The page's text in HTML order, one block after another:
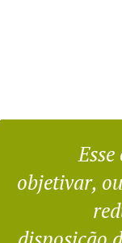
objetivar,